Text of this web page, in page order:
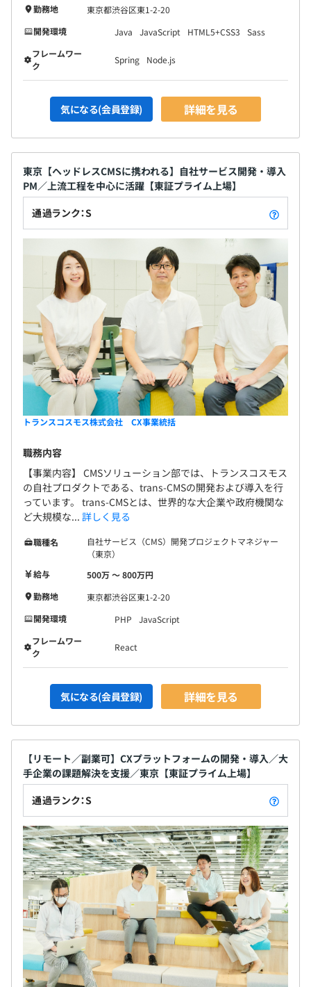
勤務地
東京都渋谷区東1-2-20
開発環境
Java JavaScript HTML5+CSS3
Sass
フレームワー
ク
Spring Node.js
気になる(会員登録) 詳細を見る
東京【ヘッドレスCMSに携われる】自社サービス開発・導入
PM／上流工程を中心に活躍【東証プライム上場】
通過ランク：S
トランスコスモス株式会社 CX事業統括
職務内容
【事業内容】 CMSソリューション部では、トランスコスモス
の自社プロダクトである、trans-CMSの開発および導入を行
っています。 trans-CMSとは、世界的な大企業や政府機関な
ど大規模な... 詳しく見る
職種名
自社サービス（CMS）開発プロジェクトマネジャー
（東京）
給与
500万 〜 800万円
勤務地
東京都渋谷区東1-2-20
開発環境
PHP
JavaScript
フレームワー
ク
React
気になる(会員登録) 詳細を見る
【リモート／副業可】CXプラットフォームの開発・導入／大
手企業の課題解決を支援／東京【東証プライム上場】
通過ランク：S